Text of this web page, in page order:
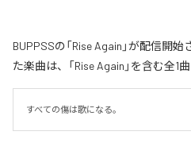
BUPPSSの「Rise Again」が配信開
た楽曲は、「Rise Again」を含む全1
すべての傷は歌になる。